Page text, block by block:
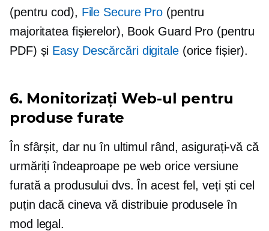
(pentru cod), File Secure Pro (pentru
majoritatea fișierelor), Book Guard Pro (pentru
PDF) și Easy Descărcări digitale(orice fișier).
6. Monitorizați Web-ul pentru
produse furate
În sfârșit, dar nu în ultimul rând, asigurați-vă că
urmăriți îndeaproape pe web orice versiune
furată a produsului dvs. În acest fel, veți ști cel
puțin dacă cineva vă distribuie produsele în
mod legal.